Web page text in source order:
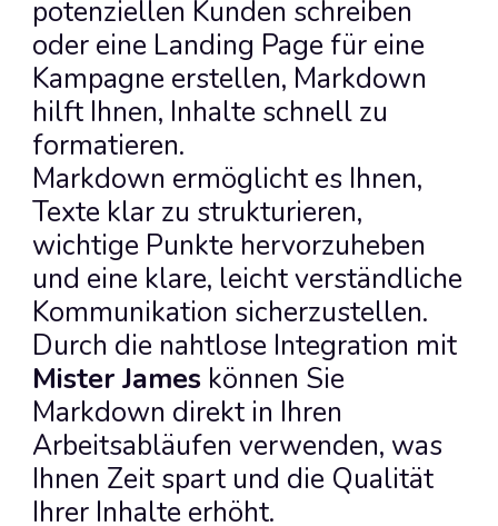
potenziellen Kunden schreiben
oder eine Landing Page für eine
Kampagne erstellen, Markdown
hilft Ihnen, Inhalte schnell zu
formatieren.
Markdown ermöglicht es Ihnen,
Texte klar zu strukturieren,
wichtige Punkte hervorzuheben
und eine klare, leicht verständliche
Kommunikation sicherzustellen.
Mister James können Sie
Markdown direkt in Ihren
Arbeitsabläufen verwenden, was
Ihnen Zeit spart und die Qualität
Ihrer Inhalte erhöht.